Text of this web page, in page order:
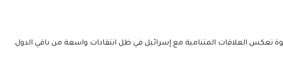
تعكس العلاقات المتنامية مع إسرائيل في ظل انتقادات واسعة من باقي الدول.